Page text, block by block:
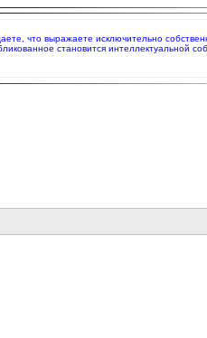
что выражаете исключительно
становится интеллектуальной